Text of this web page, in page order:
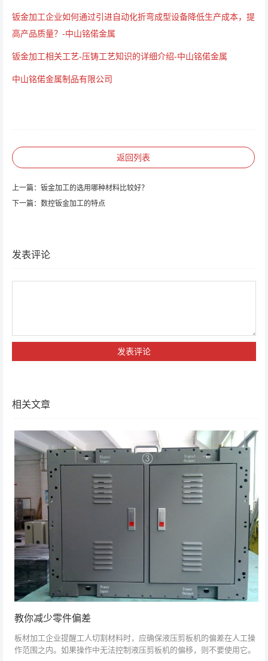
钣金加工企业如何通过引进自动化折弯成型设备降低生产成本，提
高产品质量？-中山铭偌金属
钣金加工相关工艺-压铸工艺知识的详细介绍-中山铭偌金属
中山铭偌金属制品有限公司
返回列表
上一篇： 钣金加工的选用哪种材料比较好？
下一篇： 数控钣金加工的特点
发表评论
相关文章
教你减少零件偏差
板材加工企业提醒工人切割材料时，应确保液压剪板机的偏差在人工操
作范围之内。如果操作中无法控制液压剪板机的偏移，则不要使用它。